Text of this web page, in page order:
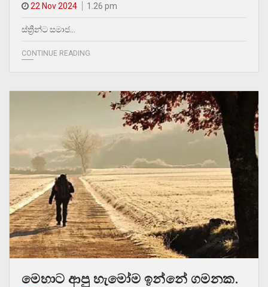
22 Nov 2024 1.26 pm
ස්ත්‍රීන්ට සමාජ…
CONTINUE READING
මෙහාට ආපු හැමෝම ඉන්නේ ගමනක.